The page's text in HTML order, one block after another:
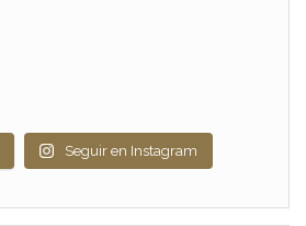
Seguir en Instagram